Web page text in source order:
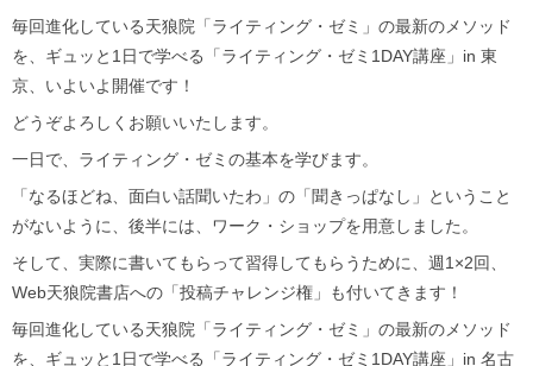
毎回進化している天狼院「ライティング・ゼミ」の最新のメソッド
を、ギュッと1日で学べる「ライティング・ゼミ1DAY講座」in 東
京、いよいよ開催です！
どうぞよろしくお願いいたします。
一日で、ライティング・ゼミの基本を学びます。
「なるほどね、面白い話聞いたわ」の「聞きっぱなし」ということ
がないように、後半には、ワーク・ショップを用意しました。
そして、実際に書いてもらって習得してもらうために、週1×2回、
Web天狼院書店への「投稿チャレンジ権」も付いてきます！
毎回進化している天狼院「ライティング・ゼミ」の最新のメソッド
を、ギュッと1日で学べる「ライティング・ゼミ1DAY講座」in 名古